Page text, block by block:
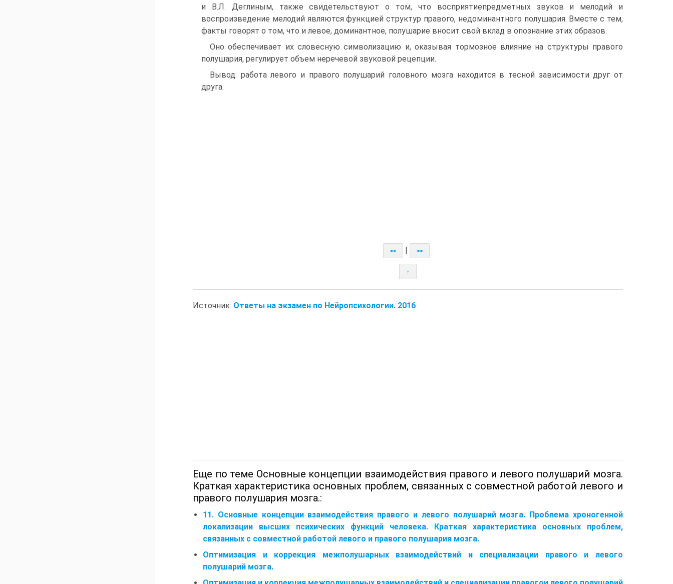
и В.Л. Деглиным, также свидетельствуют о том, что восприятиепредметных звуков и мелодий и
воспроизведение мелодий являются функцией структур правого, недоминантного полушария. Вместе с тем,
факты говорят о том, что и левое, доминантное, полушарие вносит свой вклад в опознание этих образов.
Оно обеспечивает их словесную символизацию и, оказывая тормозное влияние на структуры правого
полушария, регулирует объем неречевой звуковой рецепции.
Вывод: работа левого и правого полушарий головного мозга находится в тесной зависимости друг от
друга.
<< >>
↑
Источник: Ответы на экзамен по Нейропсихологии. 2016
Еще по теме Основные концепции взаимодействия правого и левого полушарий мозга.
Краткая характеристика основных проблем, связанных с совместной работой левого и
правого полушария мозга.:
11. Основные концепции взаимодействия правого и левого полушарий мозга. Проблема хроногенной
локализации высших психических функций человека. Краткая характеристика основных проблем,
связанных с совместной работой левого и правого полушария мозга.
Оптимизация и коррекция межполушарных взаимодействий и специализации правого и левого
полушарий мозга.